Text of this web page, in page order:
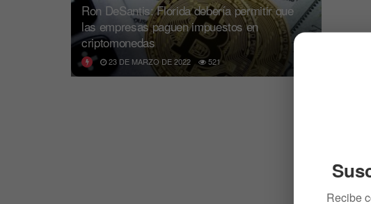
Ron DeSantis: Florida debería permitir que
las empresas paguen impuestos en
criptomonedas
23 DE MARZO DE 2022 521
Recibe